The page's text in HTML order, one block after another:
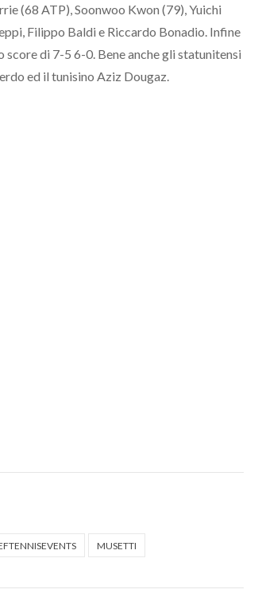
(68 ATP), Soonwoo Kwon (79), Yuichi
Filippo Baldi e Riccardo Bonadio. Infine
di 7-5 6-0. Bene anche gli statunitensi
ed il tunisino Aziz Dougaz.
MUSETTI